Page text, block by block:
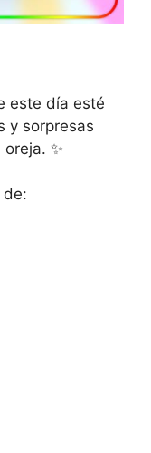
este día esté
y sorpresas
✨
de: